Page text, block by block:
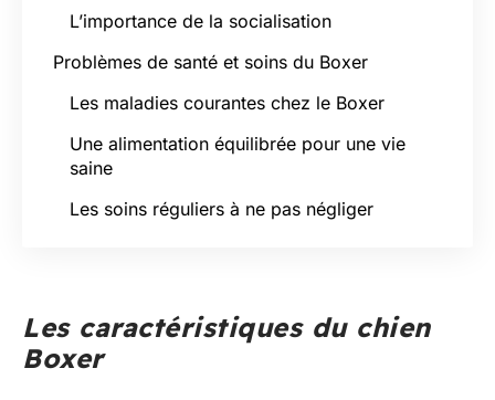
L’importance de la socialisation
Problèmes de santé et soins du Boxer
Les maladies courantes chez le Boxer
Une alimentation équilibrée pour une vie
saine
Les soins réguliers à ne pas négliger
Les caractéristiques du chien
Boxer